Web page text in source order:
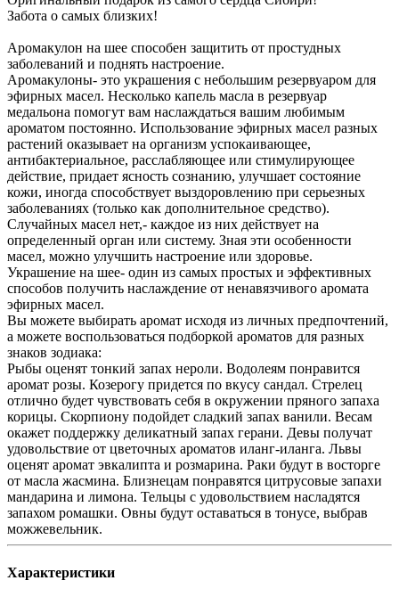
Забота о самых близких!
Аромакулон на шее способен защитить от простудных
заболеваний и поднять настроение.
Аромакулоны- это украшения с небольшим резервуаром для
эфирных масел. Несколько капель масла в резервуар
медальона помогут вам наслаждаться вашим любимым
ароматом постоянно. Использование эфирных масел разных
растений оказывает на организм успокаивающее,
антибактериальное, расслабляющее или стимулирующее
действие, придает ясность сознанию, улучшает состояние
кожи, иногда способствует выздоровлению при серьезных
заболеваниях (только как дополнительное средство).
Случайных масел нет,- каждое из них действует на
определенный орган или систему. Зная эти особенности
масел, можно улучшить настроение или здоровье.
Украшение на шее- один из самых простых и эффективных
способов получить наслаждение от ненавязчивого аромата
эфирных масел.
Вы можете выбирать аромат исходя из личных предпочтений,
а можете воспользоваться подборкой ароматов для разных
знаков зодиака:
Рыбы оценят тонкий запах нероли. Водолеям понравится
аромат розы. Козерогу придется по вкусу сандал. Стрелец
отлично будет чувствовать себя в окружении пряного запаха
корицы. Скорпиону подойдет сладкий запах ванили. Весам
окажет поддержку деликатный запах герани. Девы получат
удовольствие от цветочных ароматов иланг-иланга. Львы
оценят аромат эвкалипта и розмарина. Раки будут в восторге
от масла жасмина. Близнецам понравятся цитрусовые запахи
мандарина и лимона. Тельцы с удовольствием насладятся
запахом ромашки. Овны будут оставаться в тонусе, выбрав
можжевельник.
Характеристики